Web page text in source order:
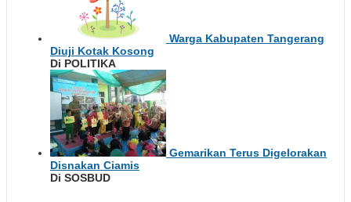
Warga Kabupaten Tangerang
Diuji Kotak Kosong
Di POLITIKA
Gemarikan Terus Digelorakan
Disnakan Ciamis
Di SOSBUD